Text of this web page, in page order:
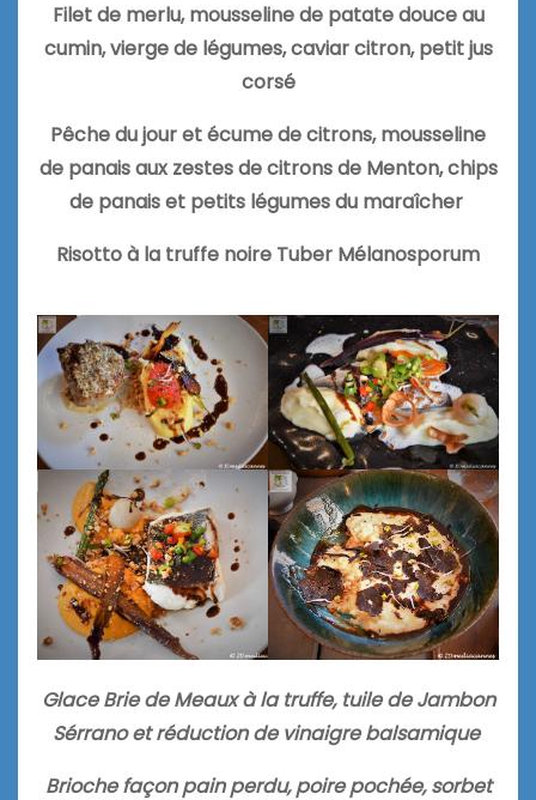
Filet de merlu, mousseline de patate douce au
cumin, vierge de légumes, caviar citron, petit jus
corsé
Pêche du jour et écume de citrons, mousseline
de panais aux zestes de citrons de Menton, chips
de panais et petits légumes du maraîcher
Risotto à la truffe noire Tuber Mélanosporum
Glace Brie de Meaux à la truffe, tuile de Jambon
Sérrano et réduction de vinaigre balsamique
Brioche façon pain perdu, poire pochée, sorbet